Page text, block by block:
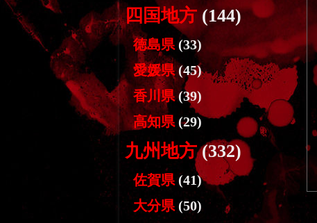
四国地方(144)
徳島県(33)
愛媛県(45)
香川県(39)
高知県(29)
九州地方(332)
佐賀県 (41)
大分県 (50)